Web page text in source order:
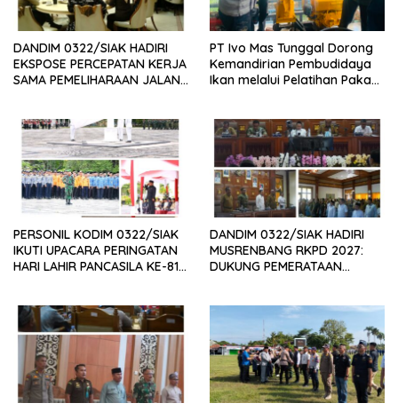
DANDIM 0322/SIAK HADIRI
EKSPOSE PERCEPATAN KERJA
SAMA PEMELIHARAAN JALAN
INFRASTRUKTUR
PT Ivo Mas Tunggal Dorong
Kemandirian Pembudidaya
Ikan melalui Pelatihan Pakan
PERSONIL KODIM 0322/SIAK
IKUTI UPACARA PERINGATAN
HARI LAHIR PANCASILA KE-81
DANDIM 0322/SIAK HADIRI
MUSRENBANG RKPD 2027:
DUKUNG PEMERATAAN